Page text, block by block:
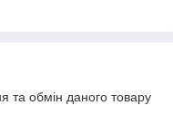
та обмін даного товару